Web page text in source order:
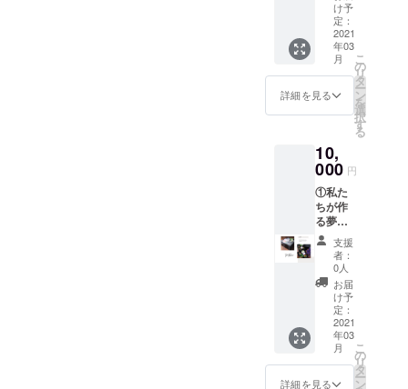
ス利用
可能で
す☆
②MAH
ALOで
のご飲
食を１
行。
※「有効
期限：
お店が
営業す
る限り
有効」
to革
命】会
費月
2,000円
の1年間
パス
ポー
ト。 も
ちろん
のコン
テン
ツ、
サービ
ス利用
可能で
す☆
②MAH
ALOで
のご飲
食を１
名様半
額クー
ポン発
行。
※「有効
期限：
け予
定：
2021
年03
月
詳細を見る
こ
の
リ
タ
ー
ン
を
選
択
す
る
10,
000 円
①私た
ちが作
る夢の
プラッ
トホー
【Ariga
to革
命】会
費月
2,000円
の1年間
パス
ポー
支援
者：
0人
お届
け予
定：
2021
年03
月
詳細を見る
こ
の
リ
タ
ー
ン